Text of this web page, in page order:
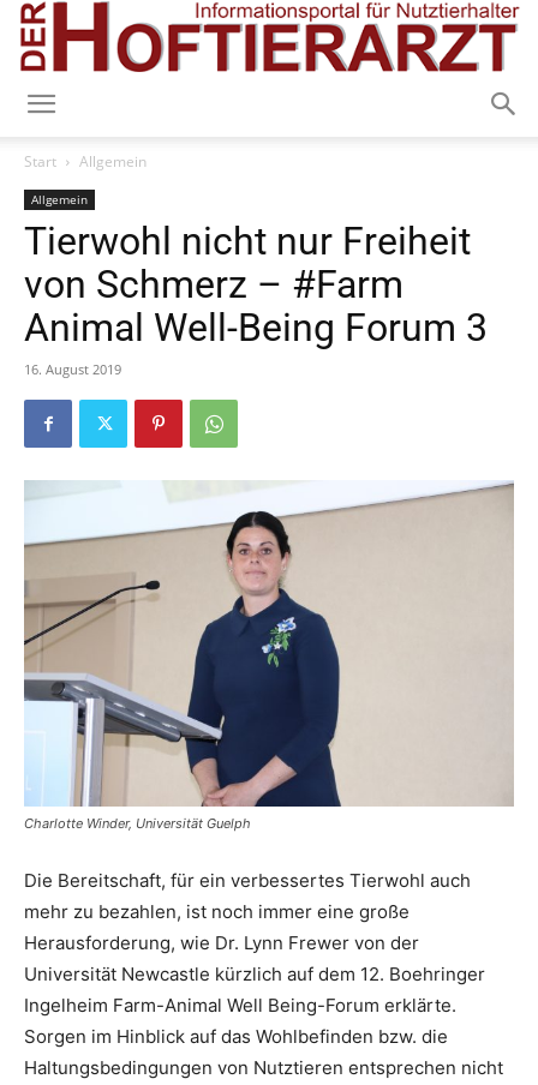
Start Allgemein
Allgemein
Tierwohl nicht nur Freiheit
von Schmerz – #Farm
Animal Well-Being Forum 3
16. August 2019
Charlotte Winder, Universität Guelph
Die Bereitschaft, für ein verbessertes Tierwohl auch
mehr zu bezahlen, ist noch immer eine große
Herausforderung, wie Dr. Lynn Frewer von der
Universität Newcastle kürzlich auf dem 12. Boehringer
Ingelheim Farm-Animal Well Being-Forum erklärte.
Sorgen im Hinblick auf das Wohlbefinden bzw. die
Haltungsbedingungen von Nutztieren entsprechen nicht